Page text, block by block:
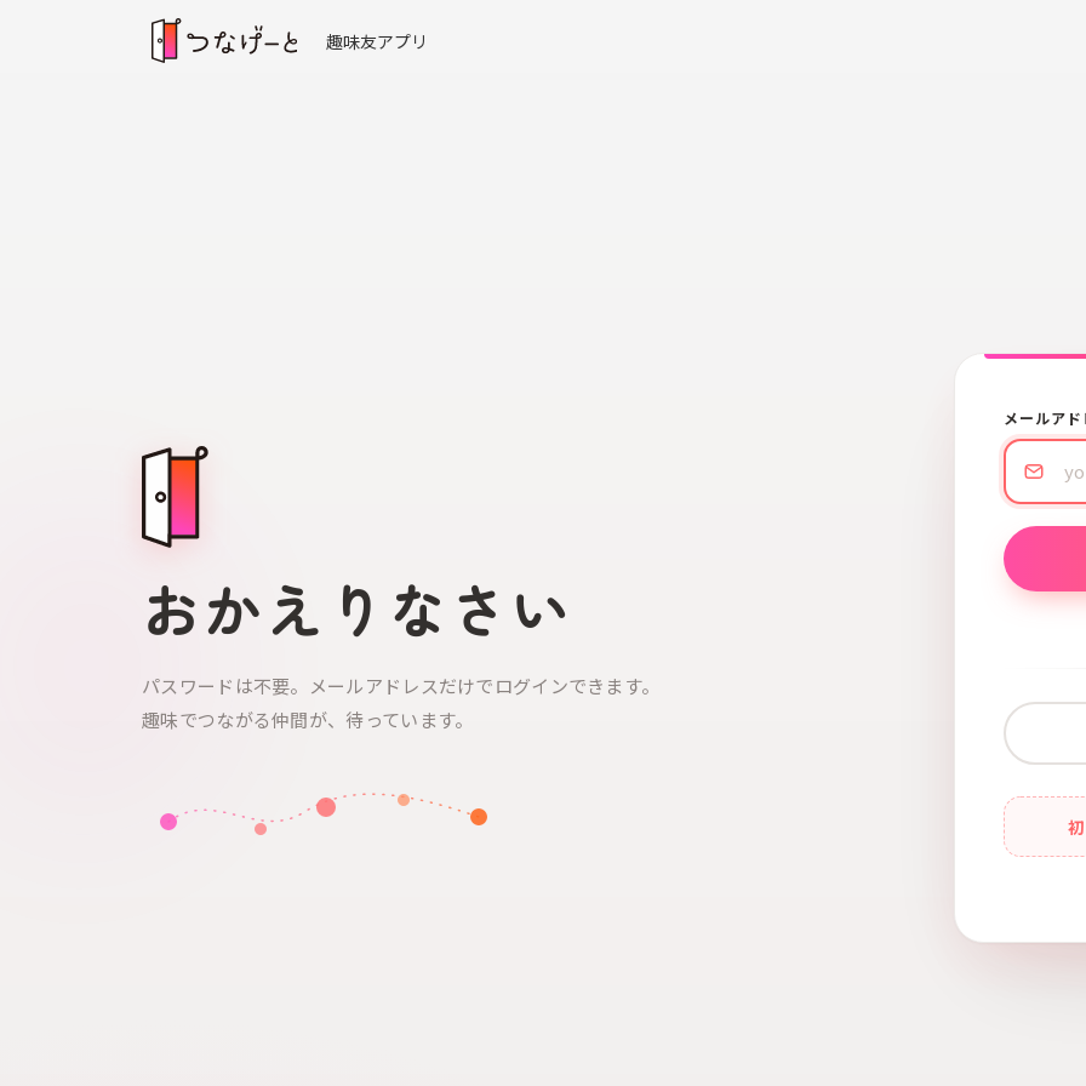
趣味友アプリ
おかえりなさい
パスワードは不要。メールアドレスだけでログインできます。
趣味でつながる仲間が、待っています。
メールア